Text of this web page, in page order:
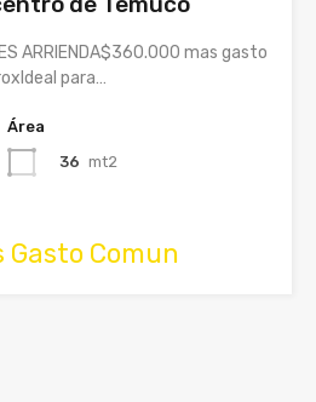
ARRIENDA$360.000 mas gasto
para…
Área
36 mt2
Gasto Comun